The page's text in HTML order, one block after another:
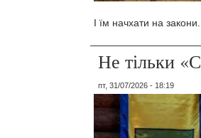
І їм начхати на закони.
Не тільки
пт, 31/07/2026 - 18:19